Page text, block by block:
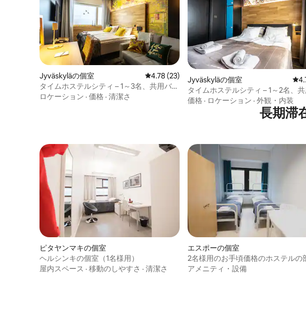
Jyväskyläの個室 レビュー23件、5つ星中4.78つ星の平均評価
4.78 (23)
タイムホステルシティ – 1～3名、共用バス
ルーム
ロケーション · 価格 · 清潔さ
Jyväskyläの個室 レ
タイムホステルシティ – 1～2名、共
ルーム
価格 · ロケーション · 外観・内装
長期滞
ピタヤンマキの個室
ヘルシンキの個室（1名様用）
屋内スペース · 移動のしやすさ · 清潔さ
エスポーの個室
2名様用のお手頃価格のホステルの
アメニティ・設備